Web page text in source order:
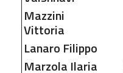
Mazzini
Vittoria
Lanaro Filippo
Marzola Ilaria